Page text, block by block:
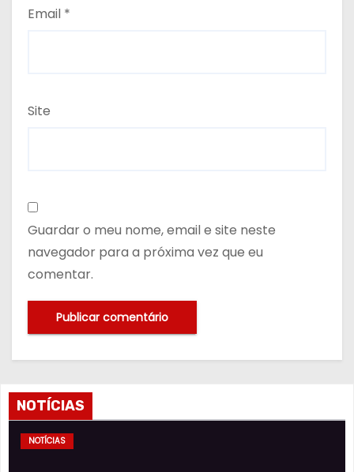
Email *
Site
Guardar o meu nome, email e site neste
navegador para a próxima vez que eu
comentar.
NOTÍCIAS
NOTÍCIAS